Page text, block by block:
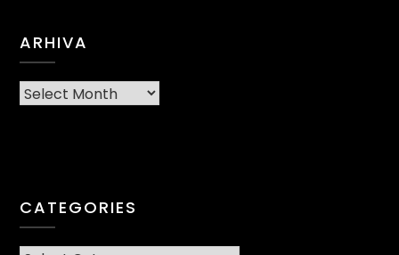
ARHIVA
Arhiva
CATEGORIES